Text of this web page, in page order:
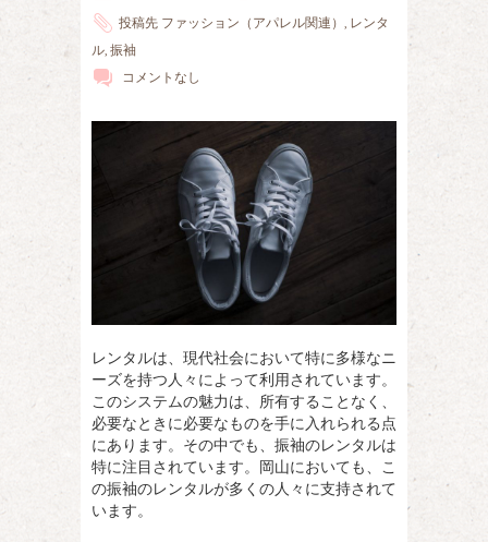
投稿先 ファッション（アパレル関連） , レンタ
ル, 振袖
コメントなし
レンタルは、現代社会において特に多様なニ
ーズを持つ人々によって利用されています。
このシステムの魅力は、所有することなく、
必要なときに必要なものを手に入れられる点
にあります。その中でも、振袖のレンタルは
特に注目されています。岡山においても、こ
の振袖のレンタルが多くの人々に支持されて
います。